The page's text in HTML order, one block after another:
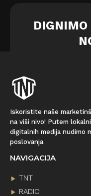
DIGNIMO
Iskoristite naše
na viši nivo! Putem
digitalnih medija nudimo
poslovanja.
NAVIGACIJA
TNT
RADIO